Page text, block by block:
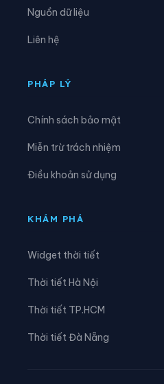
Xã Cúc Phương
Xã Gia Vân
Nguồn dữ liệu
Liên hệ
PHÁP LÝ
Chính sách bảo mật
Miễn trừ trách nhiệm
Điều khoản sử dụng
KHÁM PHÁ
Widget thời tiết
Thời tiết Hà Nội
Thời tiết TP.HCM
Thời tiết Đà Nẵng